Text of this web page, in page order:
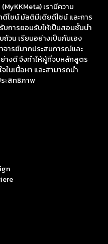
เรามีความ
ซน์ มัลติมีเดียดีไซน์ และการ
การยอมรับให้เป็นสอนชั้นนำ
วน เรียนอย่างเป็นกันเอง
จารย์มากประสบการณ์และ
างดี จึงทำให้ผู้ที่จบหลักสูตร
ในเนื้อหา และสามารถนำ
ะสิทธิภาพ